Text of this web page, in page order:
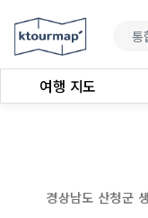
여행 지도
경상남도 산청군